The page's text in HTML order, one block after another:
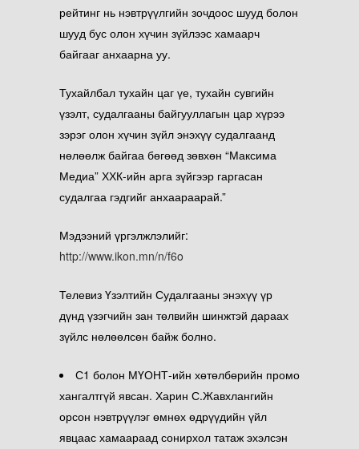
рейтинг нь нэвтрүүлгийн зочдоос шууд болон
шууд бус олон хүчин зүйлээс хамаарч
байгааг анхаарна уу.
Тухайлбал тухайн цаг үе, тухайн сувгийн
үзэлт, судалгааны байгууллагын цар хүрээ
зэрэг олон хүчин зүйл энэхүү судалгаанд
нөлөөлж байгаа бөгөөд зөвхөн “Максима
Медиа” ХХК-ийн арга зүйгээр гаргасан
судалгаа гэдгийг анхаараарай.”
Мэдээний үргэлжлэлийг:
http://www.ikon.mn/n/f6o
Телевиз Үзэлтийн Судалгааны энэхүү үр
дүнд үзэгчийн зан төлвийн шинжтэй дараах
зүйлс нөлөөлсөн байж болно.
С1 болон МҮОНТ-ийн хөтөлбөрийн промо
хангалтгүй явсан. Харин С.Жавхлангийн
орсон нэвтрүүлэг өмнөх өдрүүдийн үйл
явцаас хамаараад сонирхол татаж эхэлсэн